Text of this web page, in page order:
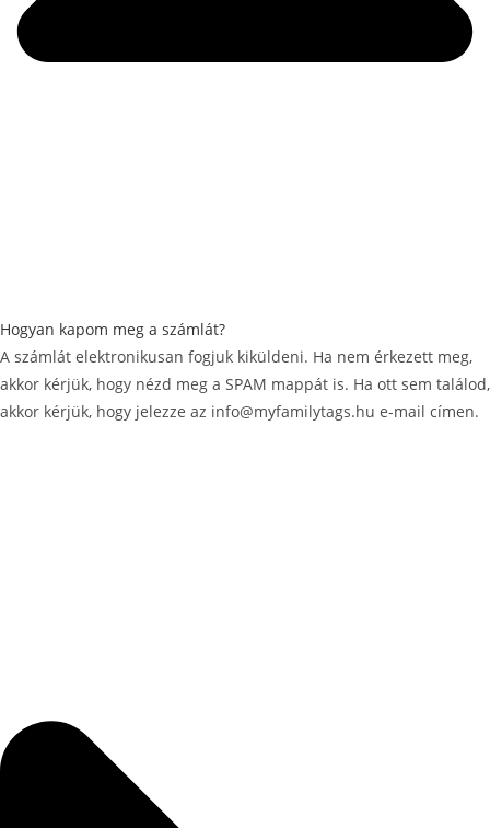
Hogyan kapom meg a számlát?
A számlát elektronikusan fogjuk kiküldeni. Ha nem érkezett meg,
akkor kérjük, hogy nézd meg a SPAM mappát is. Ha ott sem találod,
akkor kérjük, hogy jelezze az info@myfamilytags.hu e-mail címen.